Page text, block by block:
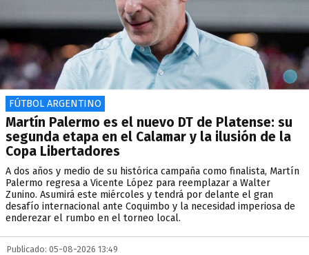
FÚTBOL ARGENTINO
Martín Palermo es el nuevo DT de Platense: su
segunda etapa en el Calamar y la ilusión de la
Copa Libertadores
A dos años y medio de su histórica campaña como finalista, Martín
Palermo regresa a Vicente López para reemplazar a Walter
Zunino. Asumirá este miércoles y tendrá por delante el gran
desafío internacional ante Coquimbo y la necesidad imperiosa de
enderezar el rumbo en el torneo local.
Publicado: 05-08-2026 13:49